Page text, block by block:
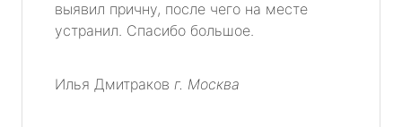
выявил причну, после чего на месте
устранил. Спасибо большое.
Илья Дмитраков г. Москва